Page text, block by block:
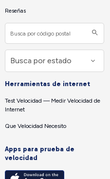
Reseñas
Herramientas de internet
Test Velocidad — Medir Velocidad de
Internet
Que Velocidad Necesito
Apps para prueba de
velocidad